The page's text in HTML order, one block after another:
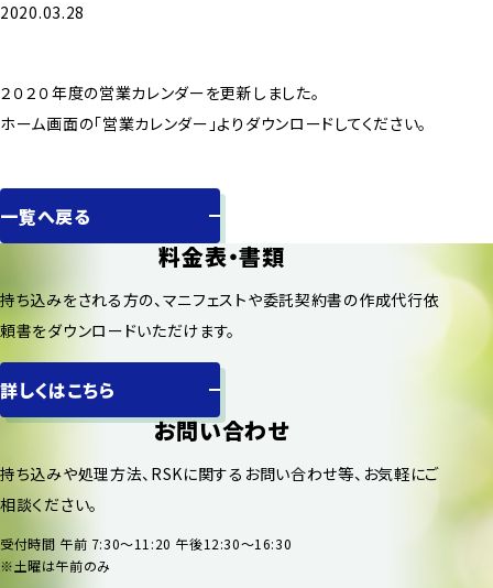
2020.03.28
２０２０年度の営業カレンダーを更新しました。
ホーム画面の「営業カレンダー」よりダウンロードしてください。
一覧へ戻る
料金表・書類
持ち込みをされる方の、マニフェストや委託契約書の作成代行依
頼書をダウンロードいただけます。
詳しくはこちら
お問い合わせ
持ち込みや処理方法、RSKに関するお問い合わせ等、お気軽にご
相談ください。
受付時間 午前 7:30〜11:20 午後12:30〜16:30
※土曜は午前のみ